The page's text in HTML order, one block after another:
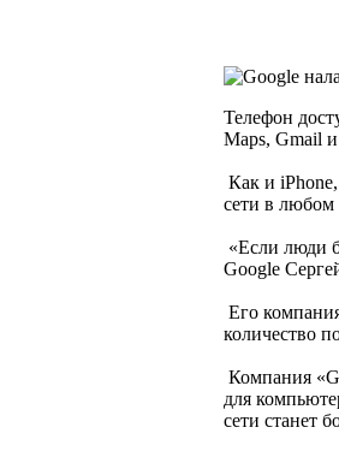
Телефон
Maps, Gmail
Как и
сети в любом
«Если люди
Google
Его
количество
Компания
для
сети станет